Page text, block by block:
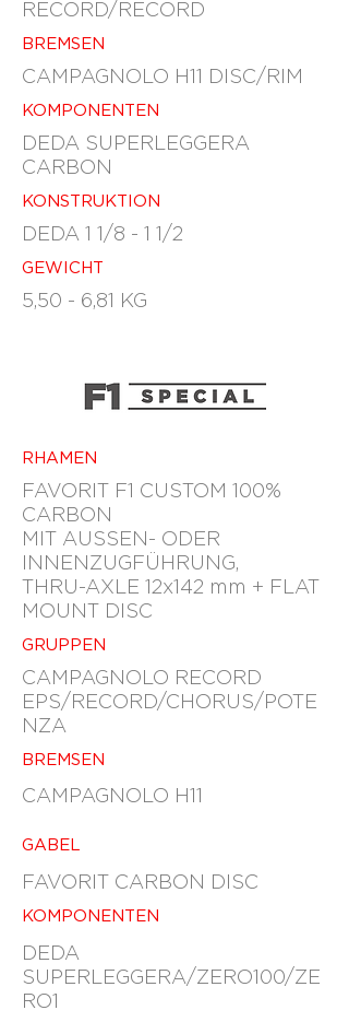
DEDA SUPERLEGGERA
CARBON
KOMPONENTEN
RECORD/RECORD
BREMSEN
CAMPAGNOLO H11 DISC/RIM
KONSTRUKTION
DEDA 1 1/8 - 1 1/2
5,50 - 6,81 KG
GEWICHT
RHAMEN
FAVORIT F1 CUSTOM 100%
CARBON
MIT AUSSEN- ODER
INNENZUGFÜHRUNG,
THRU-AXLE 12x142 mm + FLAT
MOUNT DISC
GABEL
FAVORIT CARBON DISC
DEDA
SUPERLEGGERA/ZERO100/ZE
RO1
KOMPONENTEN
CAMPAGNOLO RECORD
EPS/RECORD/CHORUS/POTE
NZA
GRUPPEN
BREMSEN
CAMPAGNOLO H11